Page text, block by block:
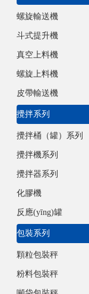
螺旋輸送機
斗式提升機
真空上料機
螺旋上料機
皮帶輸送機
攪拌系列
攪拌桶（罐）系列
攪拌機系列
攪拌器系列
化膠機
反應(yīng)罐
包裝系列
顆粒包裝秤
粉料包裝秤